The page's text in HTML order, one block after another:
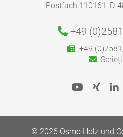
Postfach 110161, D-
+49
+49
© 2026 Osmo Holz und